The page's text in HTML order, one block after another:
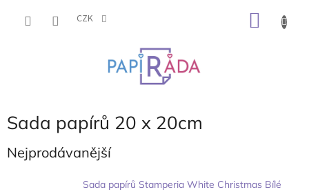
CZK
P
o
s
Sada papírů 20 x 20cm
Nejprodávanější
Sada papírů Stamperia White Christmas Bílé